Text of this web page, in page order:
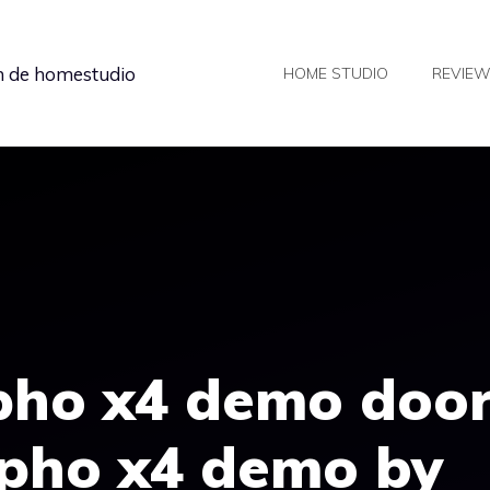
de homestudio HOME STUDIO
x4 demo
x4 demo by